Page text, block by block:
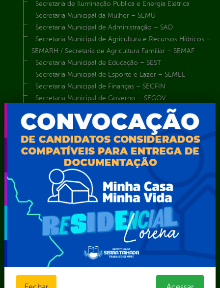
Secretaria de Iluminação Pública e Energia Elétrica
Secretaria Municipal da Mulher – SEMU
Secretaria Municipal de Administração – SAD
Secretaria Municipal de Agricultura e Recursos Hídricos –
SEMARH / Secretaria de Agricultura Familiar – SEMAF
Secretaria Municipal de Educação – SEST
Secretaria Municipal de Esporte e Lazer – SEMEL
Secretaria Municipal de Finanças – SECFIN
Secretaria Municipal de Governo – SEGOV
Secretaria Municipal de Meio Ambiente – SEMA
Secretaria Municipal de Planejamento e Gestão – SEPLAG
Secretaria Municipal de Relações Institucionais – SEMRI
Secretaria Municipal de Saúde – SMS
Secretaria Municipal de Serviços Públicos – SEMUSP
Superintendência de Trânsito e Transportes de Serra
Talhada-STTRANS
Transparência, Fiscalização e Controle
Portal da
Transparência
Atos normativos
E-sic
Como
Consulte sua
Solicitação
Outros
Serviços
E-sic